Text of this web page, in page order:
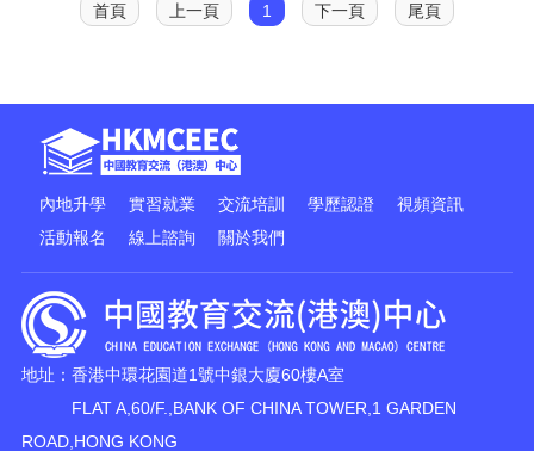
首頁 上一頁 1 下一頁 尾頁
內地升學 實習就業 交流培訓 學歷認證
視頻資訊
活動報名
線上諮詢 關於我們
地址：香港中環花園道1號中銀大廈60樓A室
FLAT A,60/F.,BANK OF CHINA TOWER,1 GARDEN
ROAD,HONG KONG